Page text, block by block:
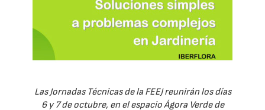
Las Jornadas Técnicas de la FEEJ reunirán los días
6 y 7 de octubre, en el espacio Ágora Verde de